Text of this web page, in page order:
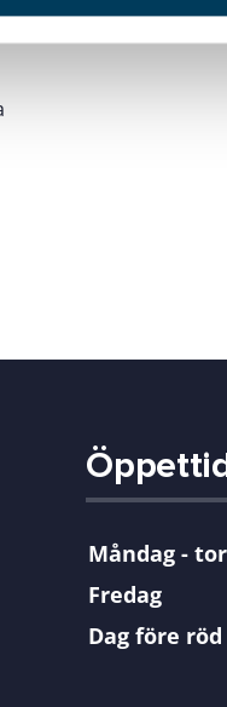
Måndag -
Fredag
Dag före